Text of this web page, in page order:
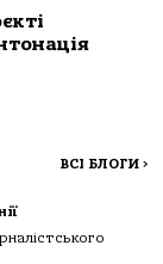
ВСІ БЛОГИ >